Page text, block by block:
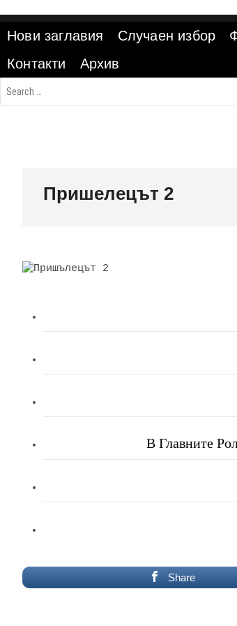
content
Нови заглавия Случаен избор
Контакти
Архив
Пришелецът 2
В Главните
Share